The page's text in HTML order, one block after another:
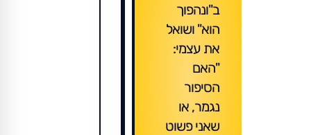
ב"ונהפוך
הוא" ושואל
את עצמי:
"האם
הסיפור
נגמר, או
שאני פשוט